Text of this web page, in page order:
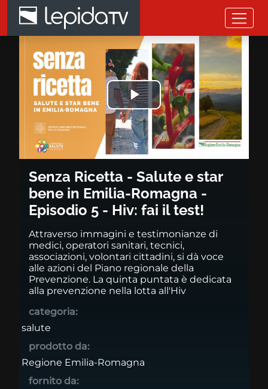
Salta al contenuto principale
Senza Ricetta - Salute e star
Riprodurre
il
video
Senza Ricetta - Salute e star
bene in Emilia-Romagna -
Episodio 5 - Hiv: fai il test!
Attraverso immagini e testimonianze di
medici, operatori sanitari, tecnici,
associazioni, volontari cittadini, si dà voce
alle azioni del Piano regionale della
Prevenzione. La quinta puntata è dedicata
alla prevenzione nella lotta all'Hiv
categoria:
salute
prodotto da:
Regione Emilia-Romagna
fornito da: